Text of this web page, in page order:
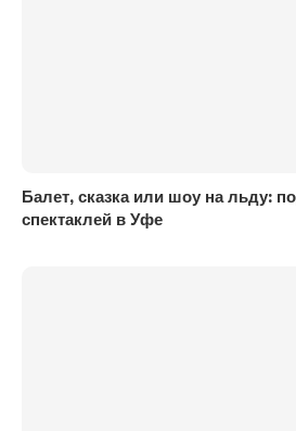
Балет, сказка или шоу на льду:
спектаклей в Уфе